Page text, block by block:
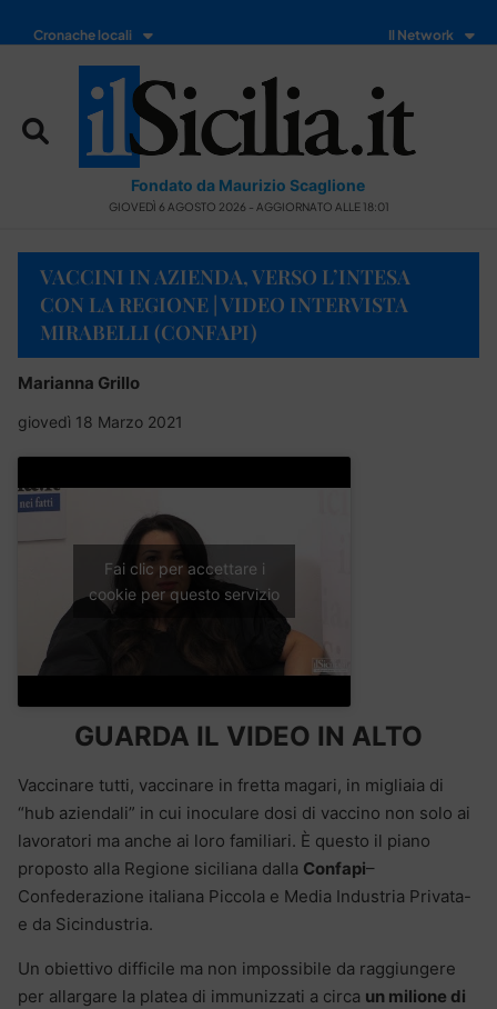
Cronache locali Il Network
Fondato da Maurizio Scaglione
GIOVEDÌ 6 AGOSTO 2026 - AGGIORNATO ALLE 18:01
VACCINI IN AZIENDA, VERSO L’INTESA
CON LA REGIONE | VIDEO INTERVISTA
MIRABELLI (CONFAPI)
Marianna Grillo
giovedì 18 Marzo 2021
Fai clic per accettare i
cookie per questo servizio
GUARDA IL VIDEO IN ALTO
Vaccinare tutti, vaccinare in fretta magari, in migliaia di
“hub aziendali” in cui inoculare dosi di vaccino non solo ai
lavoratori ma anche ai loro familiari. È questo il piano
proposto alla Regione siciliana dalla Confapi–
Confederazione italiana Piccola e Media Industria Privata-
e da Sicindustria.
Un obiettivo difficile ma non impossibile da raggiungere
per allargare la platea di immunizzati a circa un milione di